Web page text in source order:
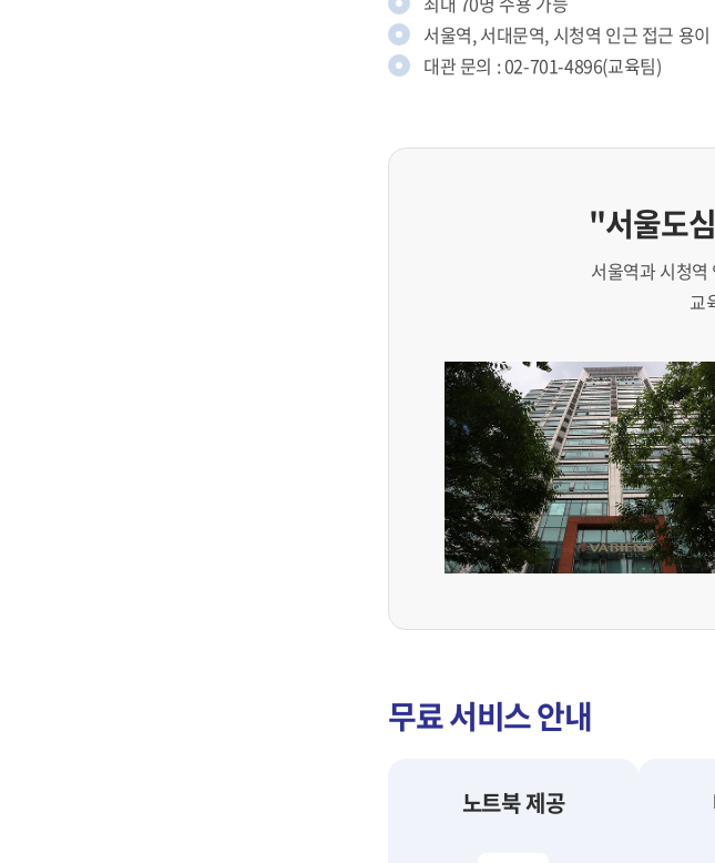
서울역, 서대문역, 시청역 인근 접근 용이
대관 문의 : 02-701-4896(교육팀)
"서울도
서울역과 시청
교
무료 서비스 안내
노트북 제공